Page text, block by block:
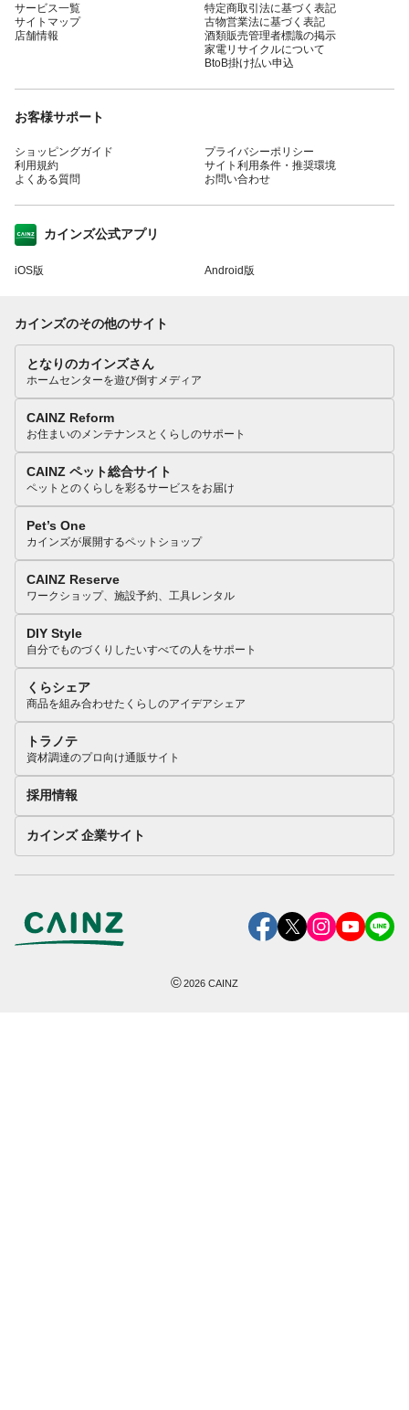
サービス一覧
サイトマップ
店舗情報
特定商取引法に基づく表記
古物営業法に基づく表記
酒類販売管理者標識の掲示
家電リサイクルについて
BtoB掛け払い申込
お客様サポート
ショッピングガイド
利用規約
よくある質問
プライバシーポリシー
サイト利用条件・推奨環境
お問い合わせ
カインズ公式アプリ
iOS版 Android版
カインズのその他のサイト
となりのカインズさん
ホームセンターを遊び倒すメディア
CAINZ Reform
お住まいのメンテナンスとくらしのサポート
CAINZ ペット総合サイト
ペットとのくらしを彩るサービスをお届け
Pet’s One
カインズが展開するペットショップ
CAINZ Reserve
ワークショップ、施設予約、工具レンタル
DIY Style
自分でものづくりしたいすべての人をサポート
くらシェア
商品を組み合わせたくらしのアイデアシェア
トラノテ
資材調達のプロ向け通販サイト
採用情報
カインズ 企業サイト
©2026 CAINZ